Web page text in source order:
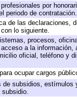
por
periodo de contratación.
de las
lo siguiente.
procesos,
a la
oficial, teléfono y
ocupar cargos
subsidios,